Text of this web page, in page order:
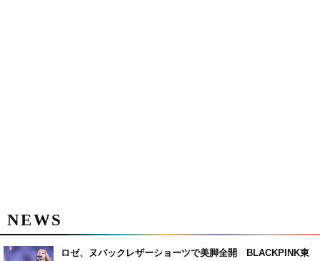
NEWS
ロゼ、ヌバックレザーショーツで美脚全開 BLACKPINK東